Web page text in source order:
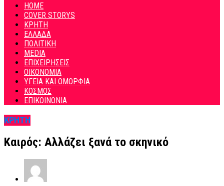
HOME
COVER STORYS
ΚΡΗΤΗ
ΕΛΛΑΔΑ
ΠΟΛΙΤΙΚΗ
MEDIA
ΕΠΙΧΕΙΡΗΣΕΙΣ
ΟΙΚΟΝΟΜΙΑ
ΥΓΕΙΑ ΚΑΙ ΟΜΟΡΦΙΑ
ΚΟΣΜΟΣ
ΕΠΙΚΟΙΝΩΝΙΑ
ΚΡΗΤΗ
Καιρός: Αλλάζει ξανά το σκηνικό